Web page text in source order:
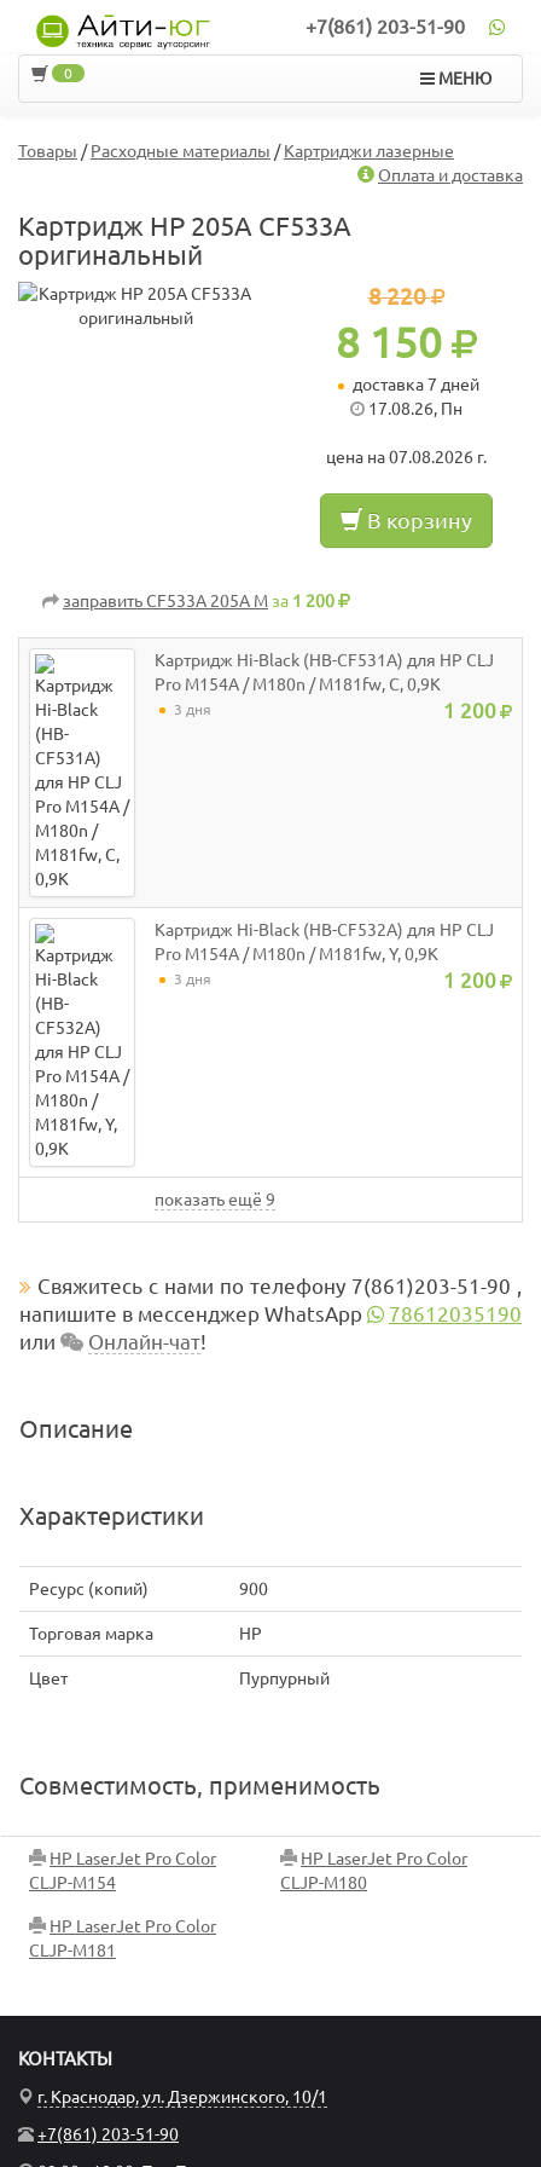
+7(861) 203-51-90
МЕНЮ
0
Товары /Расходные материалы /Картриджи лазерные
Оплата и доставка
Картридж HP 205A CF533A
оригинальный
8 220
8 150
доставка 7 дней
17.08.26, Пн
цена на 07.08.2026 г.
В корзину
заправить CF533A 205A M за 1 200
Картридж Hi-Black (HB-CF531A) для HP CLJ
Pro M154A / M180n / M181fw, C, 0,9K
3 дня 1 200
Картридж Hi-Black (HB-CF532A) для HP CLJ
Pro M154A / M180n / M181fw, Y, 0,9K
3 дня 1 200
показать ещё 9
Свяжитесь с нами по телефону 7(861)203-51-90 ,
напишите в мессенджер WhatsApp
78612035190
или
Онлайн-чат!
Описание
Характеристики
Ресурс (копий) 900
Торговая марка HP
Цвет Пурпурный
Совместимость, применимость
HP LaserJet Pro Color
CLJP-M154
HP LaserJet Pro Color
CLJP-M180
HP LaserJet Pro Color
CLJP-M181
КОНТАКТЫ
г. Краснодар, ул. Дзержинского, 10/1
+7(861) 203-51-90